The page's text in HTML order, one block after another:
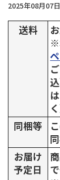
2025年08月07
送料
※
く
同梱等
お届け
予定日